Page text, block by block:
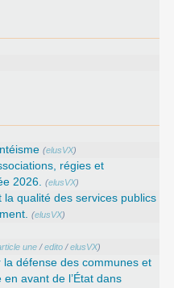
(elusVX)
régies et
2026. (elusVX)
qualité des services publics
(elusVX)
une /edito /elusVX)
défense des communes et
avant de l’État dans